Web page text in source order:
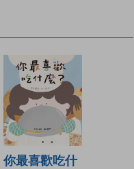
你最喜歡吃什